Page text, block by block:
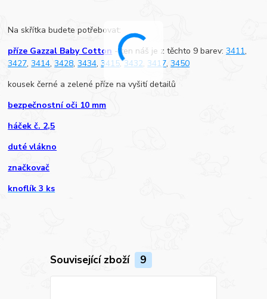
Na skřítka budete potřebovat:
příze Gazzal Baby Cotton - ten náš je z těchto 9 barev:3411,
3427,3414,3428,3434,3415,3432, 3417,3450
kousek černé a zelené příze na vyšití detailů
bezpečnostní oči 10 mm
háček č. 2,5
duté vlákno
značkovač
knoflík 3 ks
Související zboží 9